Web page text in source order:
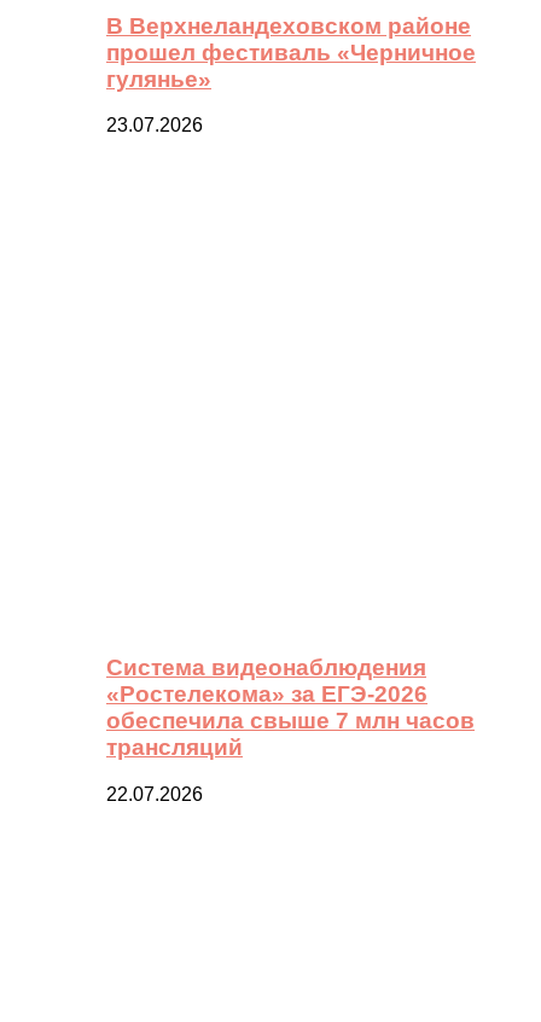
В Верхнеландеховском районе
прошел фестиваль «Черничное
гулянье»
23.07.2026
Система видеонаблюдения
«Ростелекома» за ЕГЭ-2026
обеспечила свыше 7 млн часов
трансляций
22.07.2026